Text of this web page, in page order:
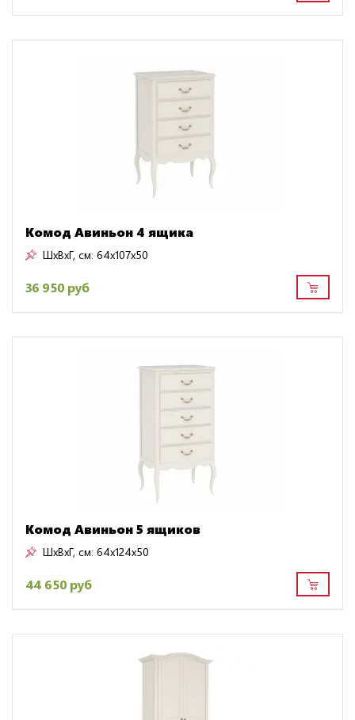
Комод Авиньон 4 ящика
ШxВxГ, см: 64x107x50
36 950 руб
Комод Авиньон 5 ящиков
ШxВxГ, см: 64x124x50
44 650 руб